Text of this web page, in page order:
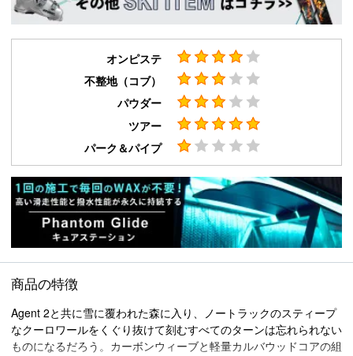
オンピステ
不整地（コブ）
パウダー
ツアー
パーク＆パイプ
商品の特徴
Agent 2と共に雪に覆われた森に入り、ノートラックのスティープ
なクーロワールをくぐり抜けて刻むすべてのターンは忘れられない
ものになるだろう。カーボンウィーブと軽量カルバウッドコアの組